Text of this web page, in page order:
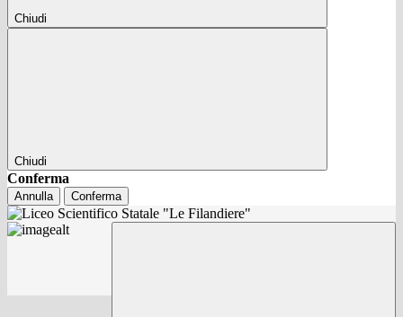
Chiudi
Chiudi
Conferma
Annulla Conferma